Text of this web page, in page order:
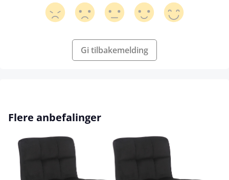
Gi tilbakemelding
Hopp over produktgalleri
Flere anbefalinger